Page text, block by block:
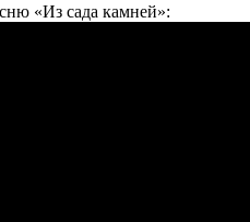
«Из сада камней»: